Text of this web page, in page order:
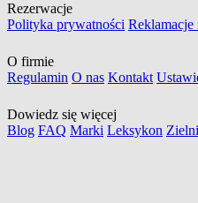
Rezerwacje
Polityka prywatności
O firmie
Regulamin O nas Kontakt
Dowiedz się więcej
Blog FAQ Marki Leksykon